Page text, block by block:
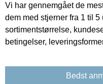
Vi har gennemgået de
dem med stjerner fra 1 til
sortimentstørrelse,
betingelser,
Bedst